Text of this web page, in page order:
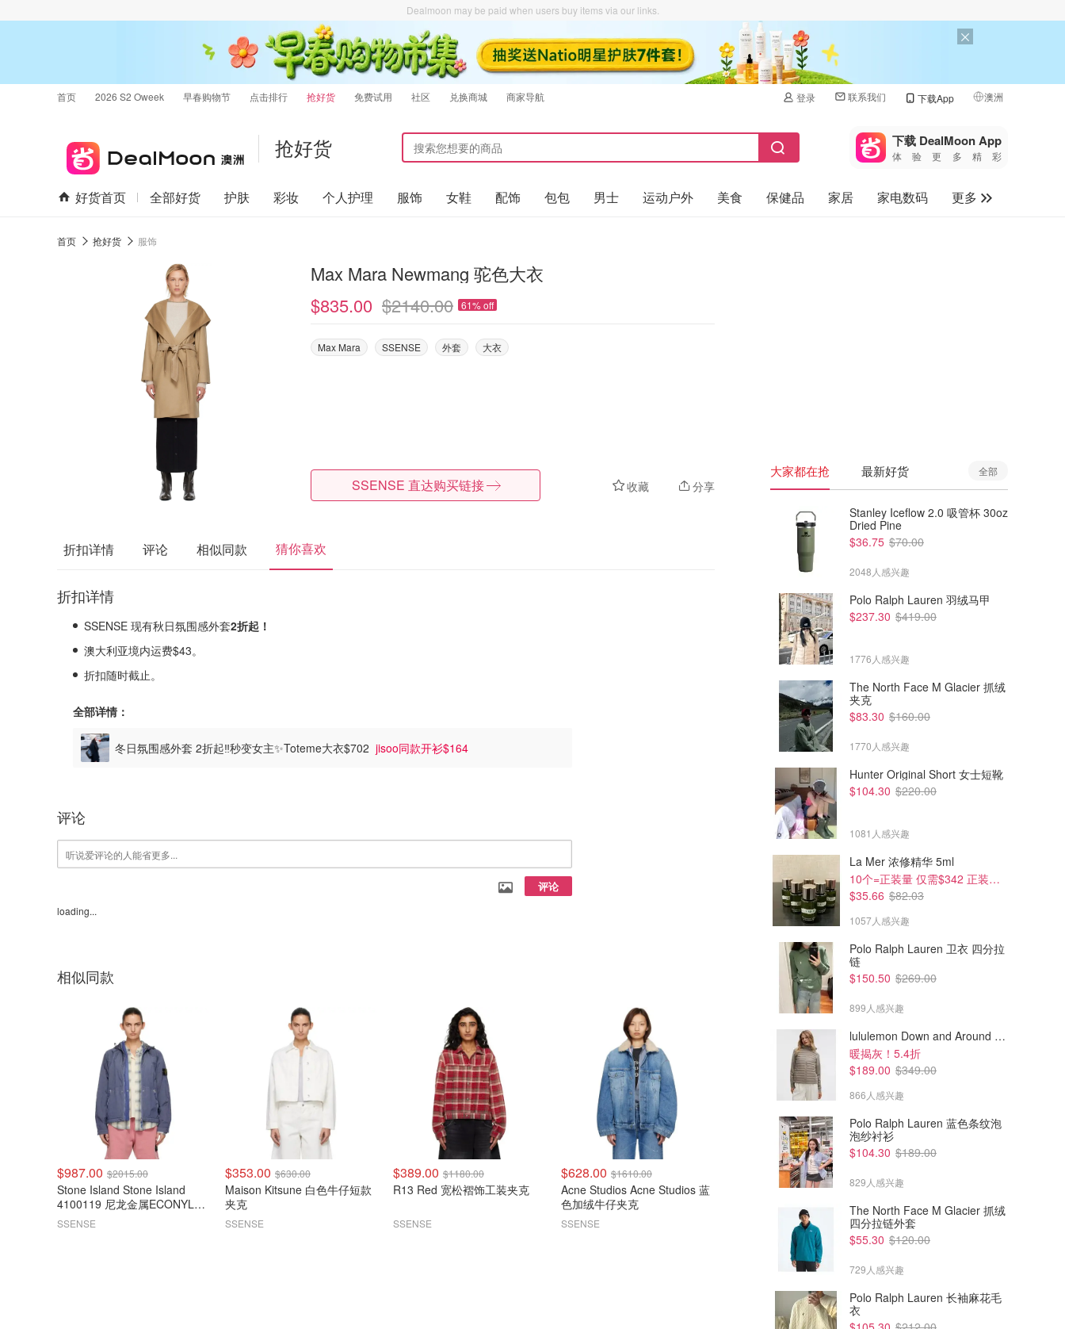
Dealmoon may be paid when users buy items via our links.
首页 2026 S2 Oweek 早春购物节 点击排行 抢好货 免费试用 社区 兑换商城 商家导航 登录 联系我们 下载App 澳洲
🇺🇸
🇨🇳 中国
🇨🇦加拿大
抢好货 下载 DealMoon App
体验更多精彩
好货首页 全部好货 护肤 彩妆 个人护理 服饰 女鞋 配饰 包包 男士 运动户外 美食 保健品 家居 家电数码
更多
首页 抢好货 服饰
Max Mara Newmang 驼色大衣
$835.00 $2140.00 61% off
Max Mara SSENSE 外套 大衣
收藏 分享
SSENSE 直达购买链接
折扣详情 评论 相似同款 猜你喜欢
折扣详情
SSENSE 现有秋日氛围感外套2折起！
澳大利亚境内运费$43。
折扣随时截止。
全部详情：
冬日氛围感外套 2折起‼️秒变女主✨Toteme大衣$702 jisoo同款开衫$164
评论
评论
loading...
相似同款
$987.00 $2015.00
Stone Island Stone Island
4100119 尼龙金属ECONYL夹
克 藏青色
SSENSE
$353.00 $630.00
Maison Kitsune 白色牛仔短款
夹克
SSENSE
$389.00 $1180.00
R13 Red 宽松褶饰工装夹克
SSENSE
$628.00 $1610.00
Acne Studios Acne Studios 蓝
色加绒牛仔夹克
SSENSE
$740.00
A.P.C. APC Dion 牛仔夹克 蓝
Max Mara 棕色软质夹克
SSENSE
大家都在抢 最新好货 全部
Stanley Iceflow 2.0 吸管杯 30oz
Dried Pine
$36.75 $70.00
2048人感兴趣
Polo Ralph Lauren 羽绒马甲
$237.30 $419.00
1776人感兴趣
The North Face M Glacier 抓绒
夹克
$83.30 $160.00
1770人感兴趣
Hunter Original Short 女士短靴
$104.30 $220.00
1081人感兴趣
La Mer 浓修精华 5ml
10个=正装量 仅需$342 正装半价！
$35.66 $82.03
1057人感兴趣
Polo Ralph Lauren 卫衣 四分拉
链
$150.50 $269.00
899人感兴趣
lululemon Down and Around 羽绒夹克
暖揭灰！5.4折
$189.00 $349.00
866人感兴趣
Polo Ralph Lauren 蓝色条纹泡
泡纱衬衫
$104.30 $189.00
829人感兴趣
The North Face M Glacier 抓绒
四分拉链外套
$55.30 $120.00
729人感兴趣
Polo Ralph Lauren 长袖麻花毛
衣